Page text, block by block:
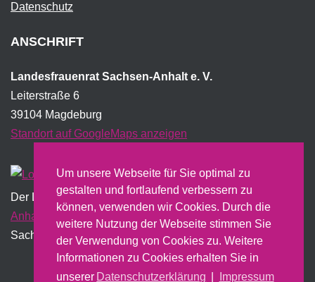
Um unsere Webseite für Sie optimal zu
gestalten und fortlaufend verbessern zu
können, verwenden wir Cookies. Durch die
weitere Nutzung der Webseite stimmen Sie
der Verwendung von Cookies zu. Weitere
Informationen zu Cookies erhalten Sie in
unserer Datenschutzerklärung Impressum
Datenschutz
ANSCHRIFT
Landesfrauenrat Sachsen-Anhalt e. V.
Leiterstraße 6
39104 Magdeburg
Standort auf GoogleMaps anzeigen
Der Landesfrauenrat wird institutionell vom Land
Anhalt
gefördert und erstellt dazu u.a. einen jährlichen
Sachbericht.